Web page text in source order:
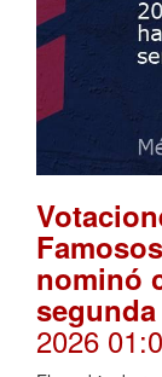
nominó
2026